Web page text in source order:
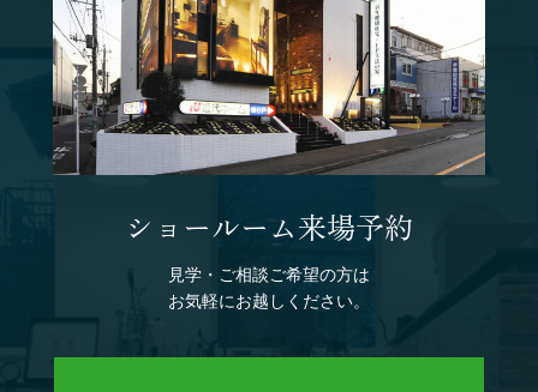
ショールーム来場予約
見学・ご相談ご希望の方は
お気軽にお越しください。